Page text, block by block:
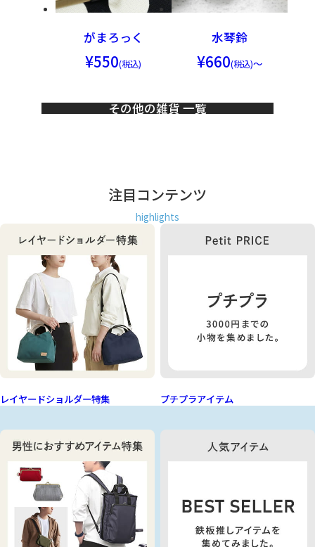
がまろっく
550
水琴鈴
660 ～
その他の雑貨 一覧
注目コンテンツ
highlights
レイヤードショルダー特集 プチプラアイテム